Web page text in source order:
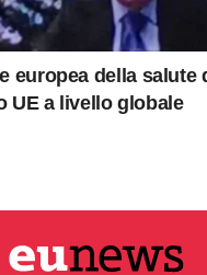
europea della salute
UE a livello globale